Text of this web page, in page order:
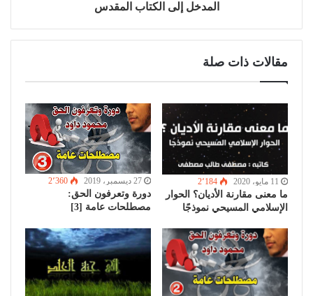
المدخل إلى الكتاب المقدس
مقالات ذات صلة
11 مايو، 2020 2٬184
ما معنى مقارنة الأديان؟ الحوار
الإسلامي المسيحي نموذجًا
27 ديسمبر، 2019 2٬360
دورة وتعرفون الحق:
مصطلحات عامة [3]